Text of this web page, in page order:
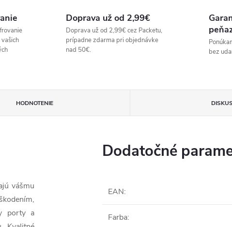
Doprava už od 2,99€
Doprava už od 2,99€ cez Packetu,
prípadne zdarma pri objednávke
nad 50€.
bez
HODNOTENIE
vášmu
porty a
Dodatočné
EAN:
Farba: